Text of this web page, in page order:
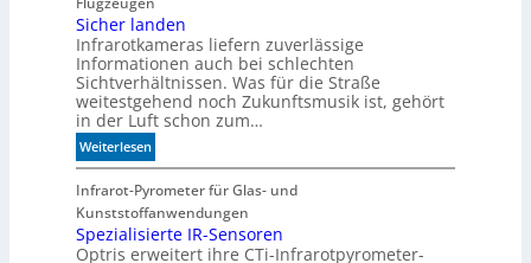
e
n
k
t
n
e
l
l
e
r
z
u
K
I
-
M
Sicher landen
Infrarotkameras liefern zuverlässige
Informationen auch bei schlechten
Sichtverhältnissen. Was für die Straße
weitestgehend noch Zukunftsmusik ist, gehört
in der Luft schon zum…
Weiterlesen:
S
i
c
h
e
Infrarot-Pyrometer für Glas- und
Kunststoffanwendungen
Spezialisierte IR-Sensoren
Optris erweitert ihre CTi-Infrarotpyrometer-